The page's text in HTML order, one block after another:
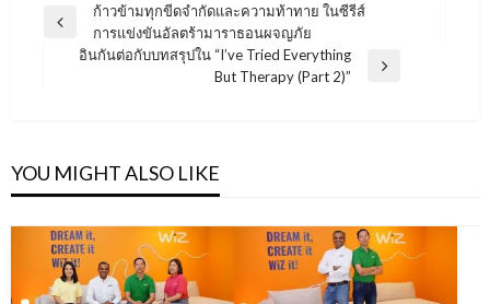
แนะแนว
เรื่อง
Previous
ก้าวข้ามทุกขีดจำกัดและความท้าทาย ในซีรีส์
การแข่งขันอัลตร้ามาราธอนผจญภัย
อินกันต่อกับบทสรุปใน “I’ve Tried Everything
But Therapy (Part 2)”
YOU MIGHT ALSO LIKE